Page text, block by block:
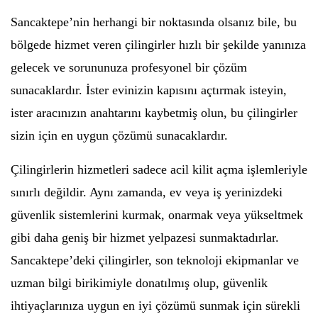
Sancaktepe’nin herhangi bir noktasında olsanız bile, bu
bölgede hizmet veren çilingirler hızlı bir şekilde yanınıza
gelecek ve sorununuza profesyonel bir çözüm
sunacaklardır. İster evinizin kapısını açtırmak isteyin,
ister aracınızın anahtarını kaybetmiş olun, bu çilingirler
sizin için en uygun çözümü sunacaklardır.
Çilingirlerin hizmetleri sadece acil kilit açma işlemleriyle
sınırlı değildir. Aynı zamanda, ev veya iş yerinizdeki
güvenlik sistemlerini kurmak, onarmak veya yükseltmek
gibi daha geniş bir hizmet yelpazesi sunmaktadırlar.
Sancaktepe’deki çilingirler, son teknoloji ekipmanlar ve
uzman bilgi birikimiyle donatılmış olup, güvenlik
ihtiyaçlarınıza uygun en iyi çözümü sunmak için sürekli